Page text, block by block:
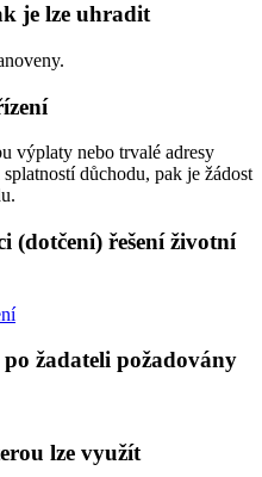
je lze uhradit
výplaty nebo trvalé adresy
důchodu, pak je žádost
(dotčení) řešení životní
žadateli požadovány
lze využít